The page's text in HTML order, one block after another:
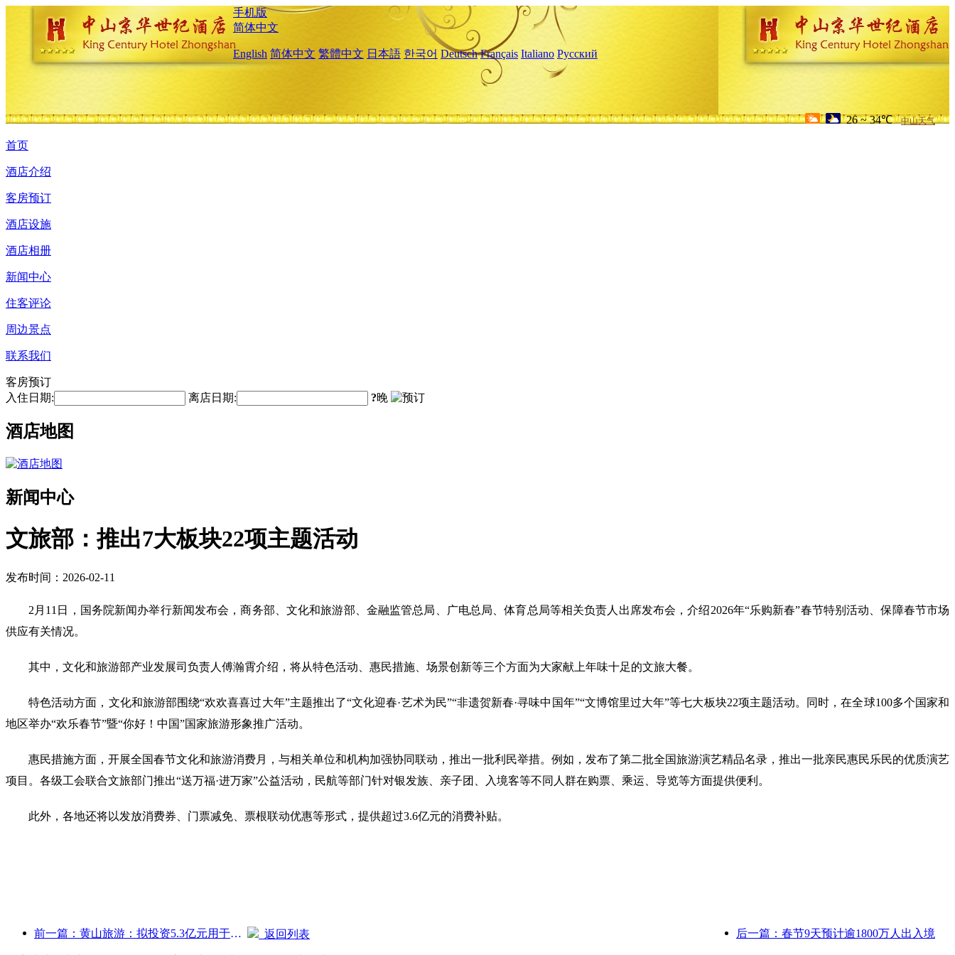
手机版
简体中文
English 简体中文 繁體中文 日本語 한국어 Deutsch Français Italiano Русский
26 ~ 34℃ 中山天气
首页
酒店介绍
客房预订
酒店设施
酒店相册
新闻中心
住客评论
周边景点
联系我们
客房预订
入住日期:
离店日期: ?晚
酒店地图
新闻中心
文旅部：推出7大板块22项主题活动
发布时间：2026-02-11
2月11日，国务院新闻办举行新闻发布会，商务部、文化和旅游部、金融监管总局、广电总局、体育总局等相关负责人出席发布会，介绍2026年“乐购新春”春节特别活动、保障春节市场
供应有关情况。
其中，文化和旅游部产业发展司负责人傅瀚霄介绍，将从特色活动、惠民措施、场景创新等三个方面为大家献上年味十足的文旅大餐。
特色活动方面，文化和旅游部围绕“欢欢喜喜过大年”主题推出了“文化迎春·艺术为民”“非遗贺新春·寻味中国年”“文博馆里过大年”等七大板块22项主题活动。同时，在全球100多个国家和
地区举办“欢乐春节”暨“你好！中国”国家旅游形象推广活动。
惠民措施方面，开展全国春节文化和旅游消费月，与相关单位和机构加强协同联动，推出一批利民举措。例如，发布了第二批全国旅游演艺精品名录，推出一批亲民惠民乐民的优质演艺
项目。各级工会联合文旅部门推出“送万福·进万家”公益活动，民航等部门针对银发族、亲子团、入境客等不同人群在购票、乘运、导览等方面提供便利。
此外，各地还将以发放消费券、门票减免、票根联动优惠等形式，提供超过3.6亿元的消费补贴。
前一篇：黄山旅游：拟投资5.3亿元用于酒店改造 后一篇：春节9天预计逾1800万人出入境
返回列表